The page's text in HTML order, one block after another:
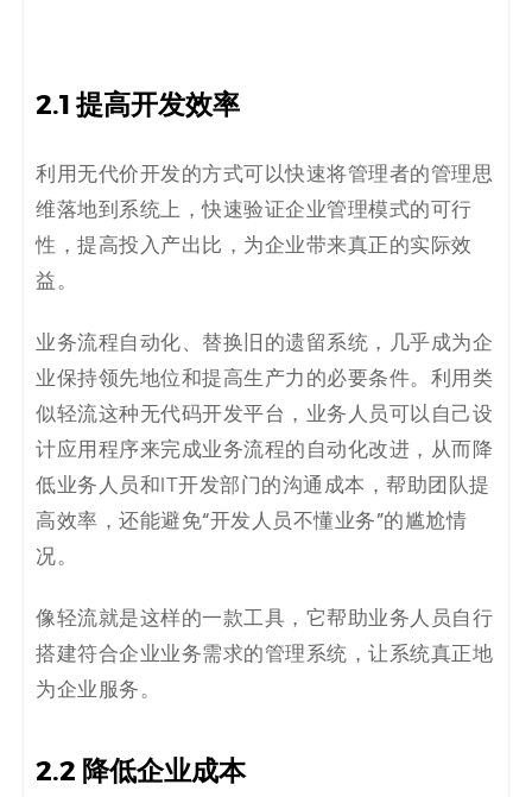
2.1 提高开发效率
利用无代价开发的方式可以快速将管理者的管理思
维落地到系统上，快速验证企业管理模式的可行
性，提高投入产出比，为企业带来真正的实际效
益。
业务流程自动化、替换旧的遗留系统，几乎成为企
业保持领先地位和提高生产力的必要条件。利用 类
似轻流这种无代码开发平台，业务人员可以自己设
计应用程序来完成业务流程的自动化改进，从而降
低业务人员和IT开发部门的沟通成本，帮助团队提
高效率，还能避免“开发人员不懂业务”的尴尬情
况。
像轻流就是这样的一款工具，它帮助业务人员自行
搭建符合企业业务需求的管理系统，让系统真正地
为企业服务。
2.2 降低企业成本